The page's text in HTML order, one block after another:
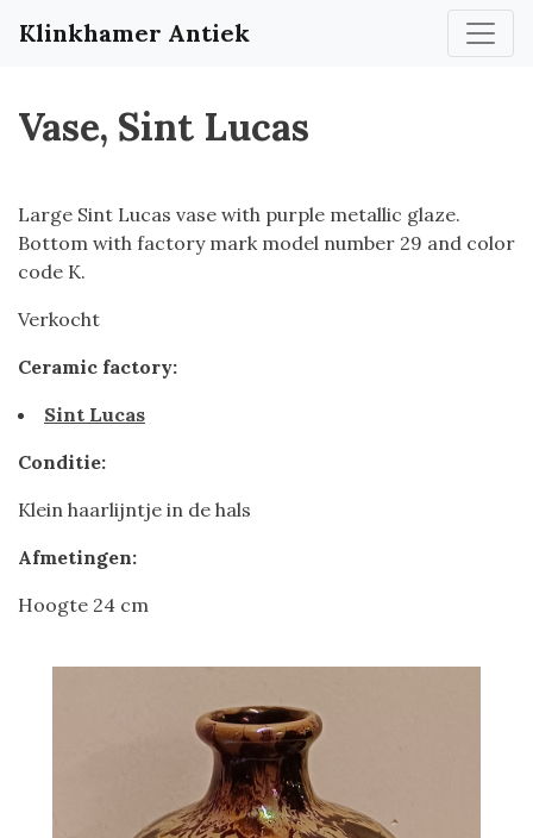
Klinkhamer Antiek
Vase, Sint Lucas
Large Sint Lucas vase with purple metallic glaze.
Bottom with factory mark model number 29 and color
code K.
Verkocht
Ceramic factory:
Sint Lucas
Conditie:
Klein haarlijntje in de hals
Afmetingen:
Hoogte 24 cm